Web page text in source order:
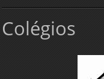
Colégios